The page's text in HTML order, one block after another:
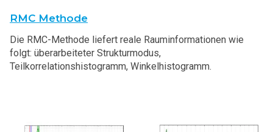
RMC Methode
Die RMC-Methode liefert reale Rauminformationen wie
folgt: überarbeiteter Strukturmodus,
Teilkorrelationshistogramm, Winkelhistogramm.